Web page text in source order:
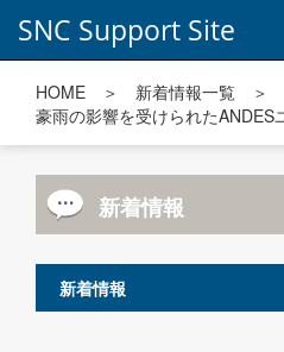
SNC Support Site
HOME ＞ 新着情報一覧 ＞
豪雨の影響を受けられたANDES
新着情報
新着情報